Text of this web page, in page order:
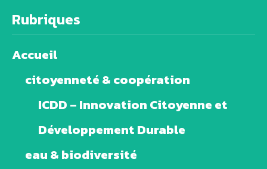
Rubriques
Accueil
citoyenneté & coopération
ICDD – Innovation Citoyenne et
Développement Durable
eau & biodiversité